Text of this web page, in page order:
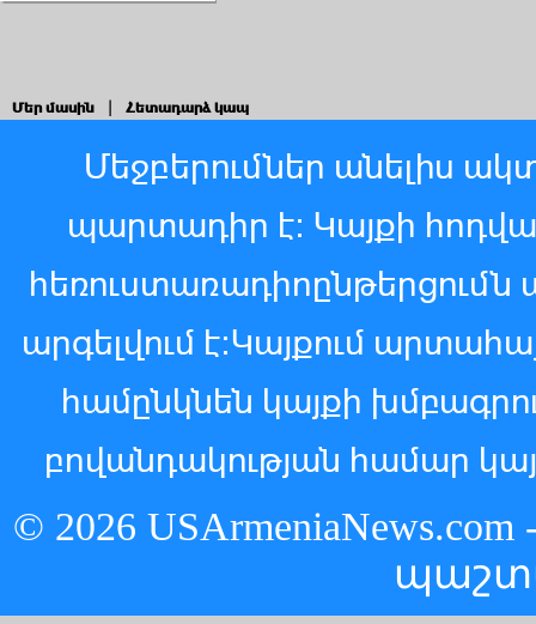
Մեր մասին Հետադարձ կապ
Մեջբերումներ անելիս
պարտադիր է: Կայքի
հեռուստառադիոընթերցումն
արգելվում է:Կայքում
համընկնեն կայքի
բովանդակության համար
© 2026